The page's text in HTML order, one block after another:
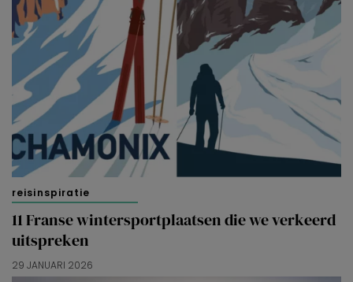
reisinspiratie
11 Franse wintersportplaatsen die we verkeerd
uitspreken
29 JANUARI 2026